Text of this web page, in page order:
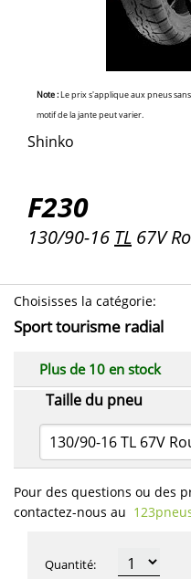
Note :Le prix s'applique aux pneus
motif de la jante peut varier.
Shinko
F230
130/90-16 TL 67V
Choisisses la catégorie:
Sport tourisme radial
Taille du pneu
130/90-16 TL 67V
Plus de 10 en stock
Pour des questions ou des
contactez-nous au
Quantité: